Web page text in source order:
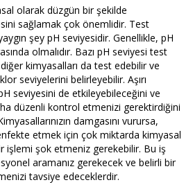
olarak düzgün bir şekilde
sağlamak çok önemlidir. Test
şey pH seviyesidir. Genellikle, pH
olmalıdır. Bazı pH seviyesi test
kimyasalları da test edebilir ve
seviyelerini belirleyebilir. Aşırı
pH seviyesini de etkileyebileceğini ve
düzenli kontrol etmenizi gerektirdiğini
damgasını vurursa,
etmek için çok miktarda kimyasal
işlemi şok etmeniz gerekebilir. Bu iş
aramanız gerekecek ve belirli bir
tavsiye edeceklerdir.